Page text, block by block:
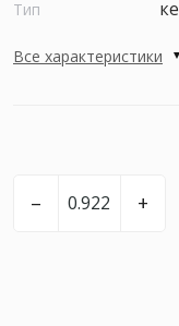
Тип
Все характеристики
– +